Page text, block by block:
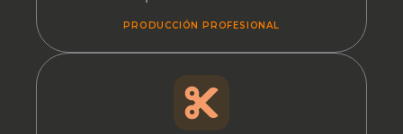
PRODUCCIÓN PROFESIONAL